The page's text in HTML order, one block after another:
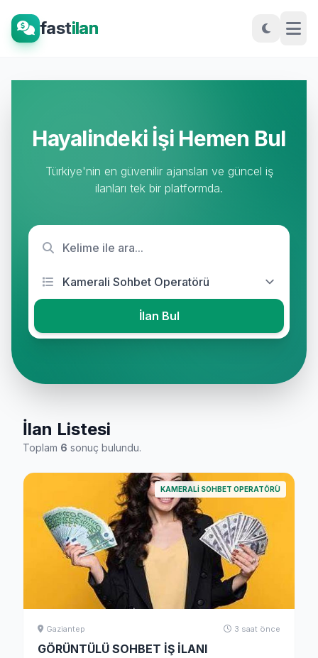
fastilan
Hayalindeki İşi Hemen Bul
Türkiye'nin en güvenilir ajansları ve güncel iş
ilanları tek bir platformda.
İlan Bul
İlan Listesi
Toplam 6 sonuç bulundu.
KAMERALI SOHBET OPERATÖRÜ
Gaziantep 3 saat önce
GÖRÜNTÜLÜ SOHBET İŞ İLANI